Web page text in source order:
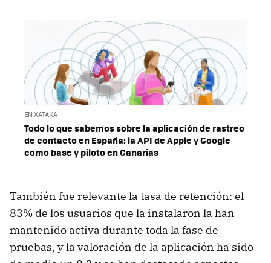
EN XATAKA
Todo lo que sabemos sobre la aplicación de rastreo
de contacto en España: la API de Apple y Google
como base y piloto en Canarias
También fue relevante la tasa de retención: el
83% de los usuarios que la instalaron la han
mantenido activa durante toda la fase de
pruebas, y la valoración de la aplicación ha sido